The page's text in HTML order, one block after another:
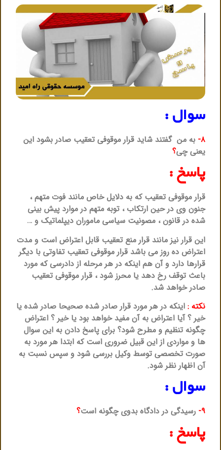
سوال :
۸- به من گفتند شاید قرار موقوفی تعقیب صادر بشود این
یعنی چی؟
پاسخ :
قرار موقوفی تعقیب که به دلایل خاص مانند فوت متهم ،
جنون وی در حین ارتکاب ، توبه متهم در موارد پیش بینی
شده در قانون ، مصونیت سیاسی ماموران دیپلماتیک و …
این قرار نیز مانند قرار منع تعقیب قابل اعتراض است و مدت
اعتراض ده روز می باشد قرار موقوفی تعقیب تفاوتی با دیگر
قرارها دارد و آن هم اینکه در هر مرحله از دادرسی که مورد
باعث توقف رخ دهد یا محرز شود ، قرار موقوفی تعقیب
صادر خواهد شد.
نکته : اینکه در هر مورد قرار صادر شده صحیحا صادر شده یا
خیر ؟ آیا اعتراض به آن مفید خواهد بود یا خیر ؟ اعتراض
چگونه تنظیم و مطرح شود؟ برای پاسخ دادن به این سوال
ها و مواردی از این قبیل ضروری است که ابتدا هر مورد به
صورت تخصصی توسط وکیل بررسی شود و سپس نسبت به
آن اظهار نظر شود.
سوال :
۹- رسیدگی در دادگاه بدوی چگونه است؟
پاسخ :